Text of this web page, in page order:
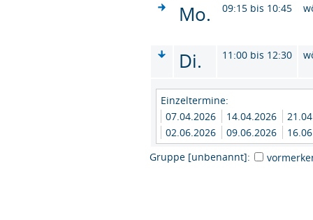
Mo. 09:15 bis 10:45
Di. 11:00 bis 12:30
Einzeltermine:
07.04.2026
14.04.2026
02.06.2026
09.06.2026
Gruppe [unbenannt]: